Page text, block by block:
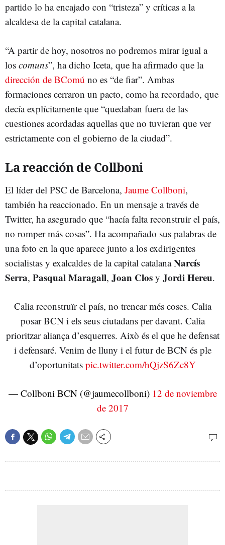
partido lo ha encajado con “tristeza” y críticas a la
alcaldesa de la capital catalana.
“A partir de hoy, nosotros no podremos mirar igual a
los comuns”, ha dicho Iceta, que ha afirmado que la
dirección de BComú no es “de fiar”. Ambas
formaciones cerraron un pacto, como ha recordado, que
decía explícitamente que “quedaban fuera de las
cuestiones acordadas aquellas que no tuvieran que ver
estrictamente con el gobierno de la ciudad”.
La reacción de Collboni
El líder del PSC de Barcelona, Jaume Collboni,
también ha reaccionado. En un mensaje a través de
Twitter, ha asegurado que “hacía falta reconstruir el país,
no romper más cosas”. Ha acompañado sus palabras de
una foto en la que aparece junto a los exdirigentes
socialistas y exalcaldes de la capital catalanaNarcís
Serra, Pasqual Maragall, Joan Clos y Jordi Hereu.
Calia reconstruïr el país, no trencar més coses. Calia
posar BCN i els seus ciutadans per davant. Calia
prioritzar aliança d’esquerres. Això és el que he defensat
i defensaré. Venim de lluny i el futur de BCN és ple
d’oportunitats pic.twitter.com/hQjzS6Zc8Y
— Collboni BCN (@jaumecollboni) 12 de noviembre
de 2017